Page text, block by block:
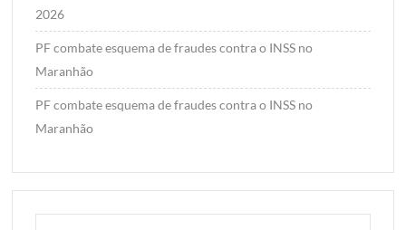
2026
PF combate esquema de fraudes contra o INSS no
Maranhão
PF combate esquema de fraudes contra o INSS no
Maranhão